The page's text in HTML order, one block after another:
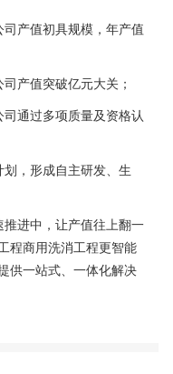
产值初具规模，年产值
产值突破亿元大关；
通过多项质量及资格认
，形成自主研发、生
进中，让产值往上翻一
程商用洗消工程更智能
供一站式、一体化解决